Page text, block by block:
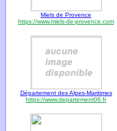
Miels de Provence
https://www.miels-de-provence.com
Département des Alpes-Maritimes
https://www.departement06.fr